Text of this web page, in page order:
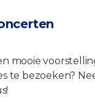
mooie
te bezoeken?